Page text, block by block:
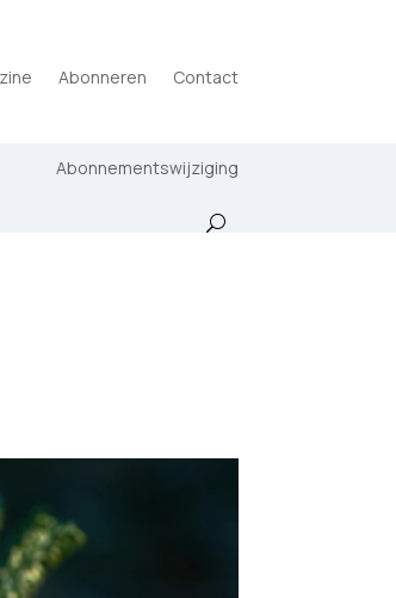
Abonneren Contact
Abonnementswijziging